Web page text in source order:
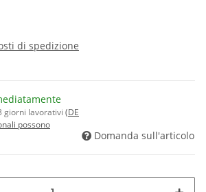
di spedizione
giorni lavorativi (DE
possono
Domanda sull'articolo